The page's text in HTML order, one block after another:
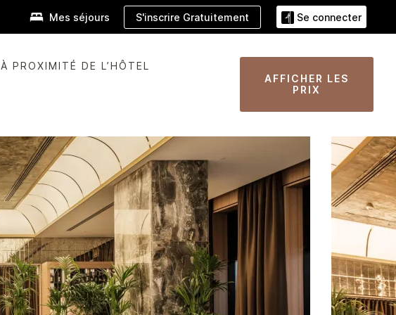
Mes séjours S'inscrire Gratuitement Se connecter
À PROXIMITÉ DE L’HÔTEL
AFFICHER LES
PRIX